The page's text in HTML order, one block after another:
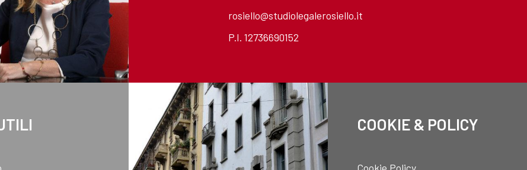
rosiello@studiolegalerosiello.it
P.I. 12736690152
COOKIE & POLICY
Cookie Policy